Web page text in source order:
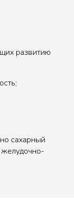
развитию
сахарный
желудочно-